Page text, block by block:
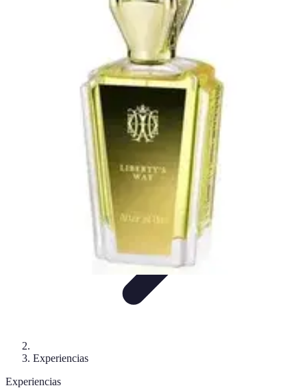
Consejos de ViajeSostenibilidad en los
Experiencias de Viaje
Viaja con Encanto
Experiencias
Experiencias